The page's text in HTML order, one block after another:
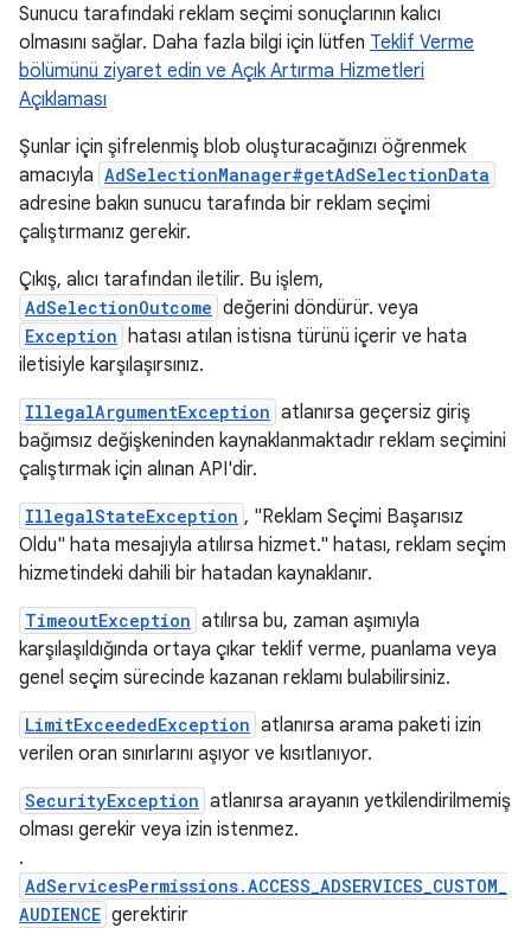
Sunucu tarafındaki reklam seçimi sonuçlarının kalıcı
olmasını sağlar. Daha fazla bilgi için lütfen Teklif Verme
bölümünü ziyaret edin ve Açık Artırma Hizmetleri
Açıklaması
Şunlar için şifrelenmiş blob oluşturacağınızı öğrenmek
amacıyla AdSelectionManager#getAdSelectionData
adresine bakın sunucu tarafında bir reklam seçimi
çalıştırmanız gerekir.
Çıkış, alıcı tarafından iletilir. Bu işlem,
AdSelectionOutcome değerini döndürür. veya
Exception hatası atılan istisna türünü içerir ve hata
iletisiyle karşılaşırsınız.
IllegalArgumentException atlanırsa geçersiz giriş
bağımsız değişkeninden kaynaklanmaktadır reklam seçimini
çalıştırmak için alınan API'dir.
IllegalStateException , "Reklam Seçimi Başarısız
Oldu" hata mesajıyla atılırsa hizmet." hatası, reklam seçim
hizmetindeki dahili bir hatadan kaynaklanır.
TimeoutException atılırsa bu, zaman aşımıyla
karşılaşıldığında ortaya çıkar teklif verme, puanlama veya
genel seçim sürecinde kazanan reklamı bulabilirsiniz.
LimitExceededException atlanırsa arama paketi izin
verilen oran sınırlarını aşıyor ve kısıtlanıyor.
SecurityException atlanırsa arayanın yetkilendirilmemiş
olması gerekir veya izin istenmez.
.
AdServicesPermissions.ACCESS_ADSERVICES_CUSTOM_
AUDIENCE gerektirir